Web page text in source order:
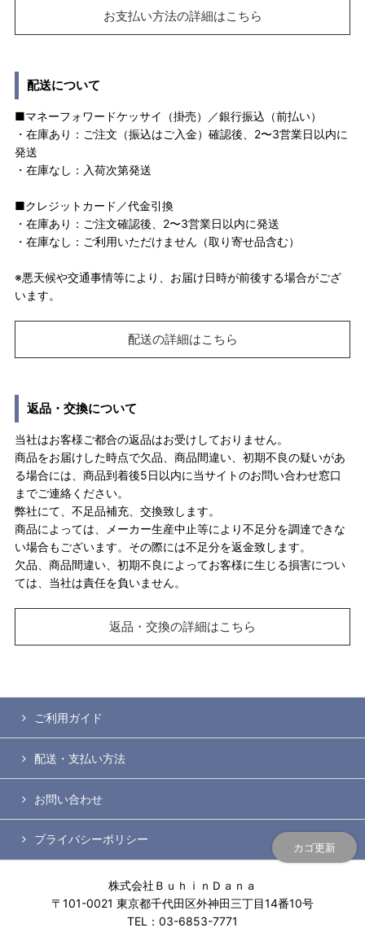
カゴ更新
お支払い方法の詳細はこちら
配送について
■マネーフォワードケッサイ（掛売）／銀行振込（前払い）
・在庫あり：ご注文（振込はご入金）確認後、2〜3営業日以内に
発送
・在庫なし：入荷次第発送
■クレジットカード／代金引換
・在庫あり：ご注文確認後、2〜3営業日以内に発送
・在庫なし：ご利用いただけません（取り寄せ品含む）
※悪天候や交通事情等により、お届け日時が前後する場合がござ
います。
配送の詳細はこちら
返品・交換について
当社はお客様ご都合の返品はお受けしておりません。
商品をお届けした時点で欠品、商品間違い、初期不良の疑いがあ
る場合には、商品到着後5日以内に当サイトのお問い合わせ窓口
までご連絡ください。
弊社にて、不足品補充、交換致します。
商品によっては、メーカー生産中止等により不足分を調達できな
い場合もございます。その際には不足分を返金致します。
欠品、商品間違い、初期不良によってお客様に生じる損害につい
ては、当社は責任を負いません。
返品・交換の詳細はこちら
ご利用ガイド
配送・支払い方法
お問い合わせ
プライバシーポリシー
株式会社ＢｕｈｉｎＤａｎａ
〒101-0021 東京都千代田区外神田三丁目14番10号
TEL：03-6853-7771